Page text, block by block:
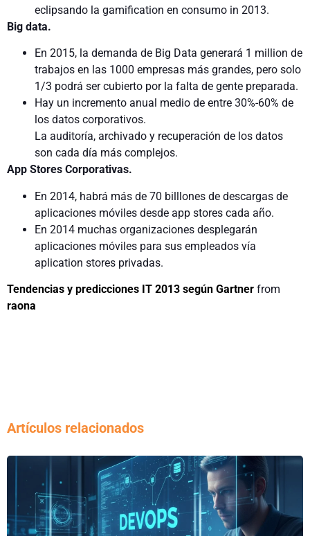
eclipsando la gamification en consumo in 2013.
Big data.
En 2015, la demanda de Big Data generará 1 million de
trabajos en las 1000 empresas más grandes, pero solo
1/3 podrá ser cubierto por la falta de gente preparada.
Hay un incremento anual medio de entre 30%-60% de
los datos corporativos.
La auditoría, archivado y recuperación de los datos
son cada día más complejos.
App Stores Corporativas.
En 2014, habrá más de 70 billlones de descargas de
aplicaciones móviles desde app stores cada año.
En 2014 muchas organizaciones desplegarán
aplicaciones móviles para sus empleados vía
aplication stores privadas.
Tendencias y predicciones IT 2013 según Gartner from
raona
Artículos relacionados